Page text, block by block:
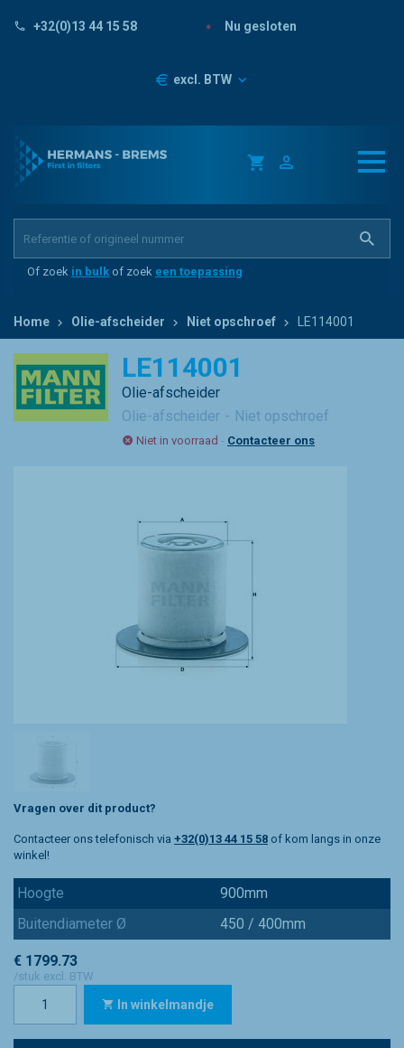
+32(0)13 44 15 58 Nu gesloten
Prijzen
excl. BTW
Of zoek in bulk of zoek een toepassing
Home Olie-afscheider Niet opschroef LE114001
LE114001
Olie-afscheider
Olie-afscheider
Niet opschroef
Niet in voorraad - Contacteer ons
Vragen over dit product?
Contacteer ons telefonisch via +32(0)13 44 15 58 of kom langs in onze
winkel!
Hoogte
900mm
Buitendiameter Ø
450 / 400mm
€ 1799.73
/stuk excl. BTW
In winkelmandje